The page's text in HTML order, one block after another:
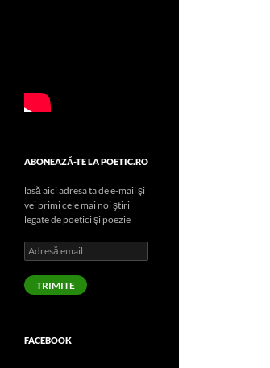
ABONEAZĂ-TE LA POETIC.RO
lasă aici adresa ta de e-mail şi
vei primi cele mai noi ştiri
legate de poetici şi poezie
Adresă
email
TRIMITE
FACEBOOK